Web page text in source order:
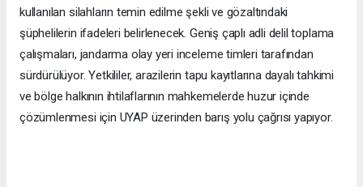
kullanılan silahların temin edilme şekli ve gözaltındaki
şüphelilerin ifadeleri belirlenecek. Geniş çaplı adli delil toplama
çalışmaları, jandarma olay yeri inceleme timleri tarafından
sürdürülüyor. Yetkililer, arazilerin tapu kayıtlarına dayalı tahkimi
ve bölge halkının ihtilaflarının mahkemelerde huzur içinde
çözümlenmesi için UYAP üzerinden barış yolu çağrısı yapıyor.